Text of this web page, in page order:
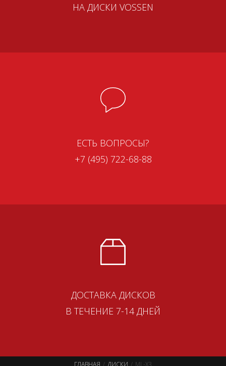
НА ДИСКИ VOSSEN
ЕСТЬ ВОПРОСЫ?
+7 (495) 722-68-88
ДОСТАВКА ДИСКОВ
В ТЕЧЕНИЕ 7-14 ДНЕЙ